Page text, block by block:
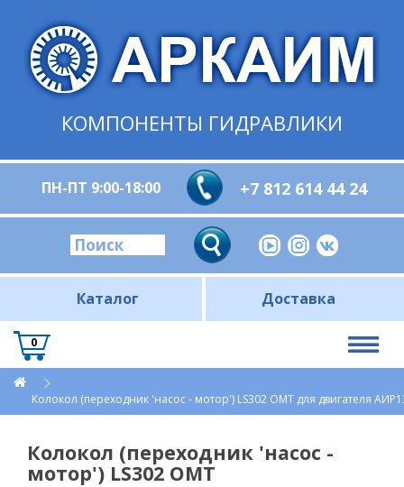
КОМПОНЕНТЫ ГИДРАВЛИКИ
ПН-ПТ 9:00-18:00 +7 812 614 44 24
Каталог Доставка
0
Колокол (переходник 'насос - мотор') LS302 OMT для двигателя
Колокол (переходник 'насос -
мотор') LS302 OMT